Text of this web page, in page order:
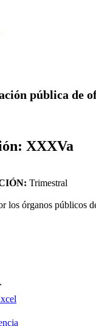
pública de
XXXVa
Trimestral
los órganos públicos